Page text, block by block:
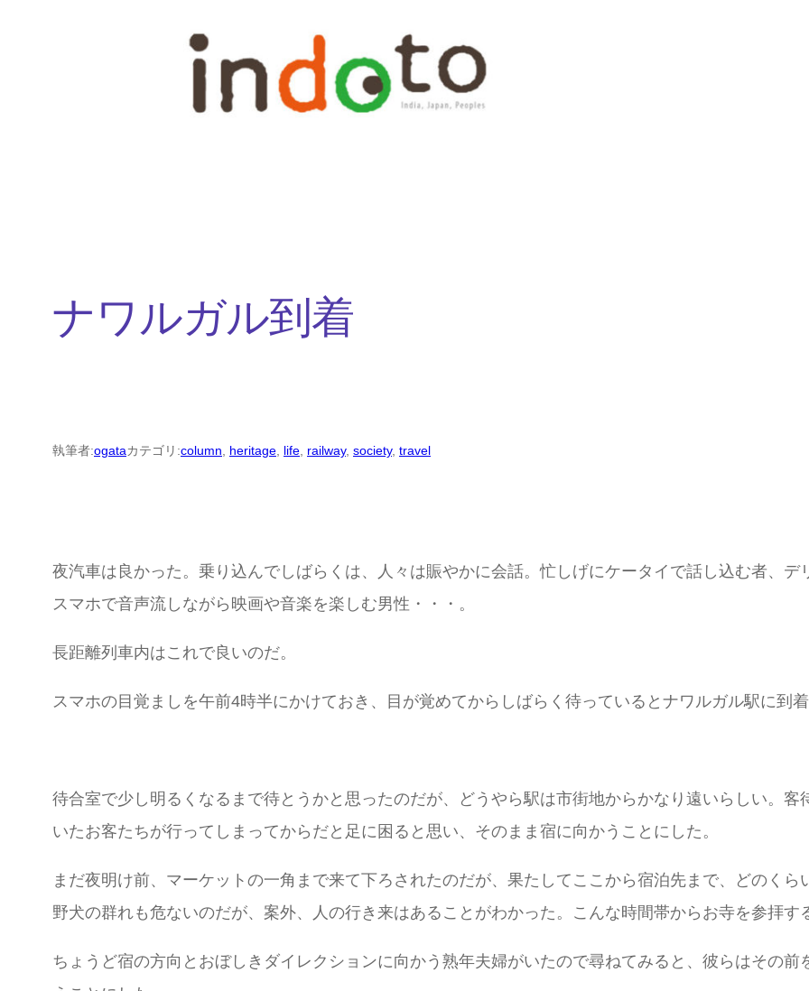
ナワルガル到着
執筆者:ogataカテゴリ:column heritage life railway, society, travel
夜汽車は良かった。乗り込んでしばらくは、人々は賑やかに会話。忙しげにケータイで話し込む者、デ
スマホで音声流しながら映画や音楽を楽しむ男性・・・。
長距離列車内はこれで良いのだ。
スマホの目覚ましを午前4時半にかけておき、目が覚めてからしばらく待っているとナワルガル駅に到
待合室で少し明るくなるまで待とうかと思ったのだが、どうやら駅は市街地からかなり遠いらしい。
いたお客たちが行ってしまってからだと足に困ると思い、そのまま宿に向かうことにした。
まだ夜明け前、マーケットの一角まで来て下ろされたのだが、果たしてここから宿泊先まで、どのく
野犬の群れも危ないのだが、案外、人の行き来はあることがわかった。こんな時間帯からお寺を参拝す
ちょうど宿の方向とおぼしきダイレクションに向かう熟年夫婦がいたので尋ねてみると、彼らはその